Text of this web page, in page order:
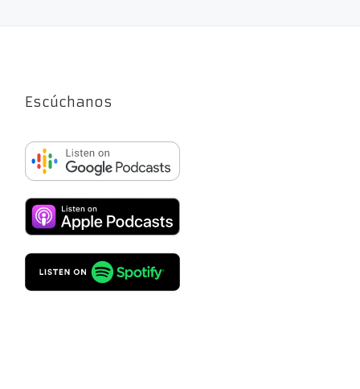
Escúchanos